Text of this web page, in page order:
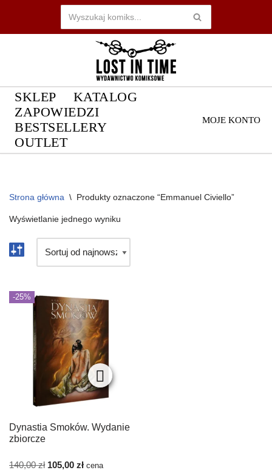
Przejdź
SKLEP
KATALOG
ZAPOWIEDZI
BESTSELLERY
OUTLET
MOJE KONTO
Strona główna \ Produkty oznaczone “Emmanuel Civiello”
Wyświetlanie jednego wyniku
-25%
Dynastia Smoków. Wydanie
zbiorcze
140,00zł 105,00 zł cena